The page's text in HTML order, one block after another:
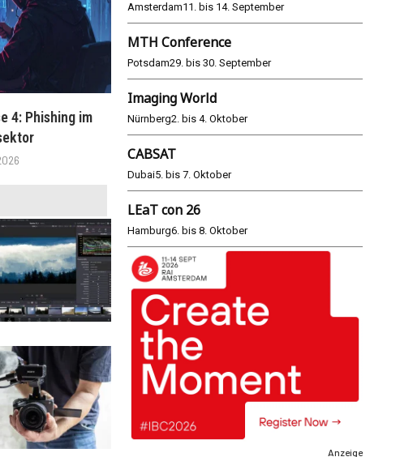
4: Phishing im
WM 2026: ARD und ZDF im Remote-
Modus
Amsterdam11. bis 14. September
MTH Conference
Potsdam29. bis 30. September
Imaging World
Nürnberg2. bis 4. Oktober
CABSAT
Dubai5. bis 7. Oktober
LEaT con 26
Hamburg6. bis 8. Oktober
Anzeige